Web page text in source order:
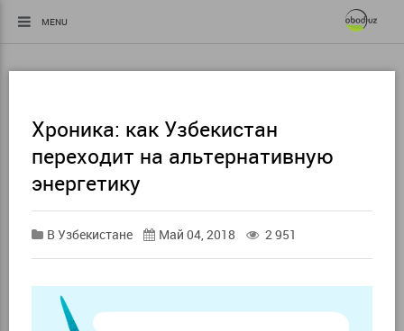
MENU
Хроника: как Узбекистан
переходит на альтернативную
энергетику
В Узбекистане Май 04, 2018 2 951